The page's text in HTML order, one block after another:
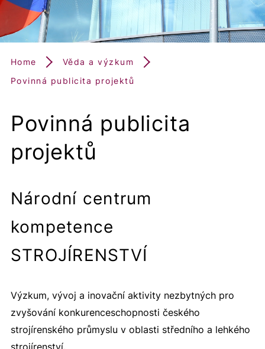
Home
Věda a výzkum
Povinná publicita projektů
Povinná publicita
projektů
Národní centrum
kompetence
STROJÍRENSTVÍ
Výzkum, vývoj a inovační aktivity nezbytných pro
zvyšování konkurenceschopnosti českého
strojírenského průmyslu v oblasti středního a lehkého
strojírenství.